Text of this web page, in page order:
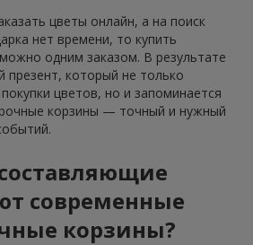
цветы онлайн, а на поиск
нет времени, то купить
одним заказом. В результате
презент, который не только
цветов, но и запоминается
корзины — точный и нужный
современные
корзины?